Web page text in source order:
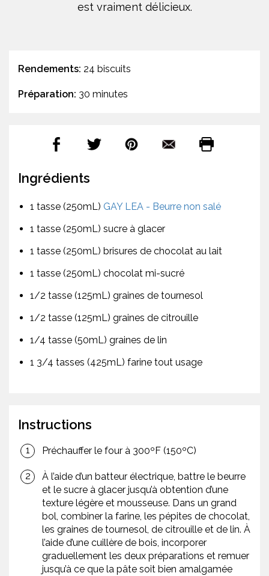
est vraiment délicieux.
Rendements: 24 biscuits
Préparation: 30 minutes
Ingrédients
1 tasse (250mL) GAY LEA - Beurre non salé
1 tasse (250mL) sucre à glacer
1 tasse (250mL) brisures de chocolat au lait
1 tasse (250mL) chocolat mi-sucré
1/2 tasse (125mL) graines de tournesol
1/2 tasse (125mL) graines de citrouille
1/4 tasse (50mL) graines de lin
1 3/4 tasses (425mL) farine tout usage
Instructions
Préchauffer le four à 300ºF (150ºC)
À l’aide d’un batteur électrique, battre le beurre
et le sucre à glacer jusqu’à obtention d’une
texture légère et mousseuse. Dans un grand
bol, combiner la farine, les pépites de chocolat,
les graines de tournesol, de citrouille et de lin. À
l’aide d’une cuillère de bois, incorporer
graduellement les deux préparations et remuer
jusqu’à ce que la pâte soit bien amalgamée